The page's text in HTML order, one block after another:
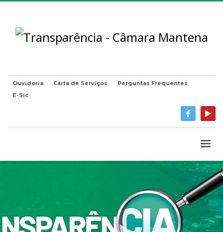
Ouvidoria Carta de Serviços
Perguntas Frequentes
E-Sic